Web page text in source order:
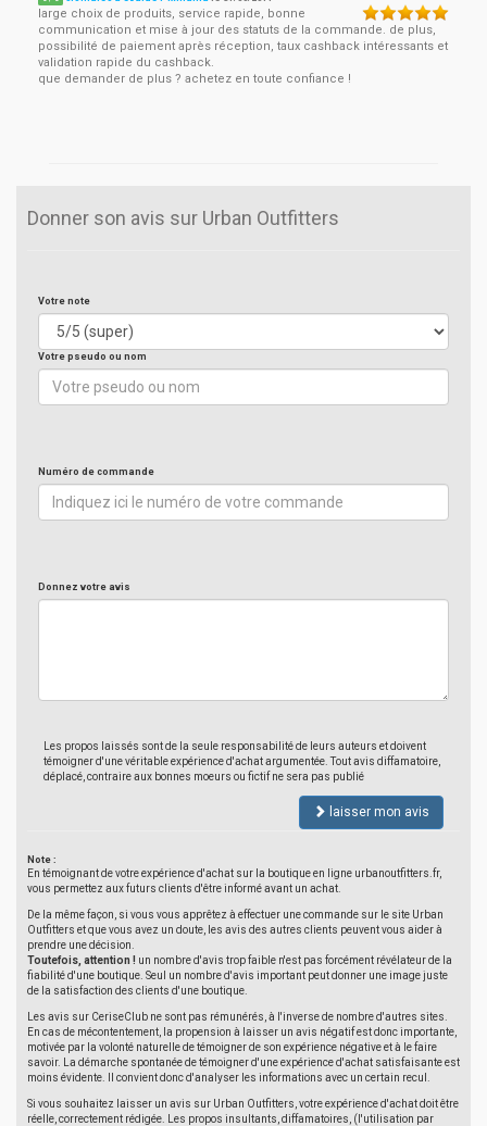
large choix de produits, service rapide, bonne
communication et mise à jour des statuts de la commande. de plus,
possibilité de paiement après réception, taux cashback intéressants et
validation rapide du cashback.
que demander de plus ? achetez en toute confiance !
Donner son avis sur Urban Outfitters
Votre note
Votre pseudo ou nom
Numéro de commande
Donnez votre avis
Les propos laissés sont de la seule responsabilité de leurs auteurs et doivent
témoigner d'une véritable expérience d'achat argumentée. Tout avis diffamatoire,
déplacé, contraire aux bonnes moeurs ou fictif ne sera pas publié
laisser mon avis
Note :
En témoignant de votre expérience d'achat sur la boutique en ligne urbanoutfitters.fr,
vous permettez aux futurs clients d'être informé avant un achat.
De la même façon, si vous vous apprêtez à effectuer une commande sur le site Urban
Outfitters et que vous avez un doute, les avis des autres clients peuvent vous aider à
prendre une décision.
Toutefois, attention ! un nombre d'avis trop faible n'est pas forcément révélateur de la
fiabilité d'une boutique. Seul un nombre d'avis important peut donner une image juste
de la satisfaction des clients d'une boutique.
Les avis sur CeriseClub ne sont pas rémunérés, à l'inverse de nombre d'autres sites.
En cas de mécontentement, la propension à laisser un avis négatif est donc importante,
motivée par la volonté naturelle de témoigner de son expérience négative et à le faire
savoir. La démarche spontanée de témoigner d'une expérience d'achat satisfaisante est
moins évidente. Il convient donc d'analyser les informations avec un certain recul.
Si vous souhaitez laisser un avis sur Urban Outfitters, votre expérience d'achat doit être
réelle, correctement rédigée. Les propos insultants, diffamatoires, (l'utilisation par